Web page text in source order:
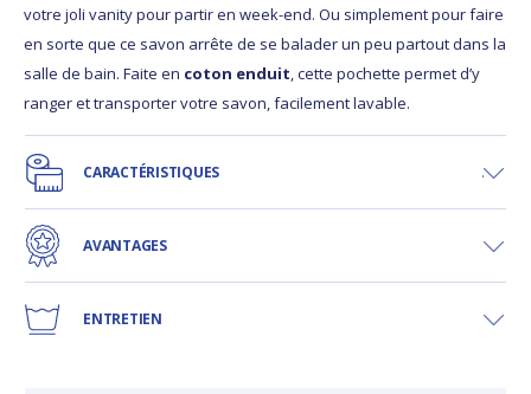
votre joli vanity pour partir en week-end. Ou simplement pour faire
en sorte que ce savon arrête de se balader un peu partout dans la
salle de bain. Faite en coton enduit, cette pochette permet d’y
ranger et transporter votre savon, facilement lavable.
CARACTÉRISTIQUES
AVANTAGES
ENTRETIEN